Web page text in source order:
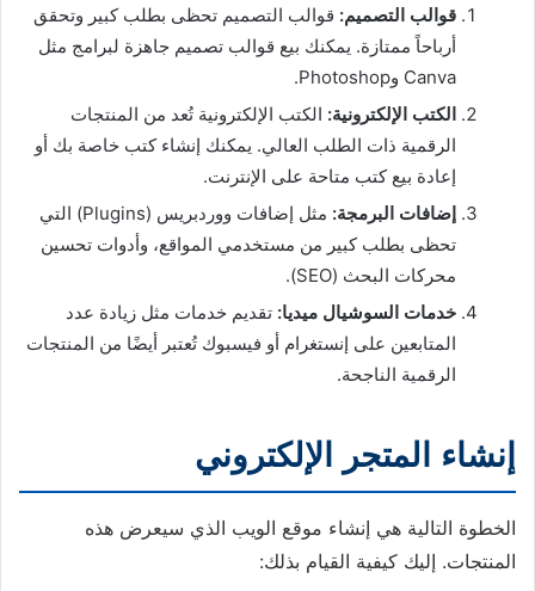
قوالب التصميم: قوالب التصميم تحظى بطلب كبير وتحقق
أرباحاً ممتازة. يمكنك بيع قوالب تصميم جاهزة لبرامج مثل
Canva وPhotoshop.
الكتب الإلكترونية: الكتب الإلكترونية تُعد من المنتجات
الرقمية ذات الطلب العالي. يمكنك إنشاء كتب خاصة بك أو
إعادة بيع كتب متاحة على الإنترنت.
إضافات البرمجة:
مثل إضافات ووردبريس (Plugins) التي
تحظى بطلب كبير من مستخدمي المواقع، وأدوات تحسين
محركات البحث (SEO).
خدمات السوشيال ميديا: تقديم خدمات مثل زيادة عدد
المتابعين على إنستغرام أو فيسبوك تُعتبر أيضًا من المنتجات
الرقمية الناجحة.
إنشاء المتجر الإلكتروني
الخطوة التالية هي إنشاء موقع الويب الذي سيعرض هذه
المنتجات. إليك كيفية القيام بذلك: